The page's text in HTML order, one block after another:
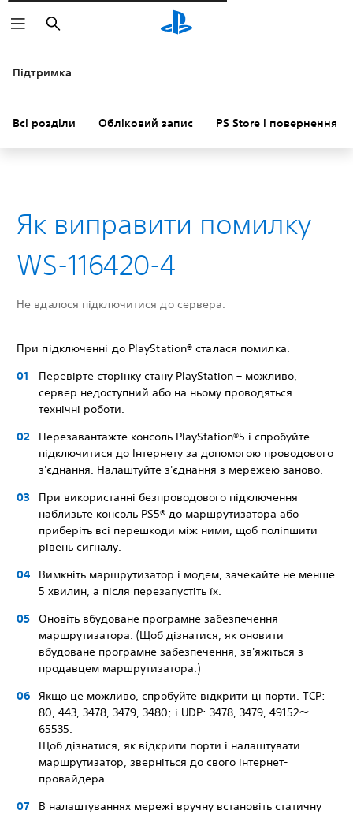
Пошук
Підтримка
Всі розділи Обліковий запис PS Store і повернення
Як виправити помилку
WS-116420-4
Не вдалося підключитися до сервера.
При підключенні до PlayStation® сталася помилка.
Перевірте сторінку стану PlayStation – можливо,
сервер недоступний або на ньому проводяться
технічні роботи.
Перезавантажте консоль PlayStation®5 і спробуйте
підключитися до Інтернету за допомогою проводового
з'єднання. Налаштуйте з'єднання з мережею заново.
При використанні безпроводового підключення
наблизьте консоль PS5® до маршрутизатора або
приберіть всі перешкоди між ними, щоб поліпшити
рівень сигналу.
Вимкніть маршрутизатор і модем, зачекайте не менше
5 хвилин, а після перезапустіть їх.
Оновіть вбудоване програмне забезпечення
маршрутизатора. (Щоб дізнатися, як оновити
вбудоване програмне забезпечення, зв'яжіться з
продавцем маршрутизатора.)
Якщо це можливо, спробуйте відкрити ці порти. TCP:
80, 443, 3478, 3479, 3480; і UDP: 3478, 3479, 49152～
65535.
Щоб дізнатися, як відкрити порти і налаштувати
маршрутизатор, зверніться до свого інтернет-
провайдера.
В налаштуваннях мережі вручну встановіть статичну